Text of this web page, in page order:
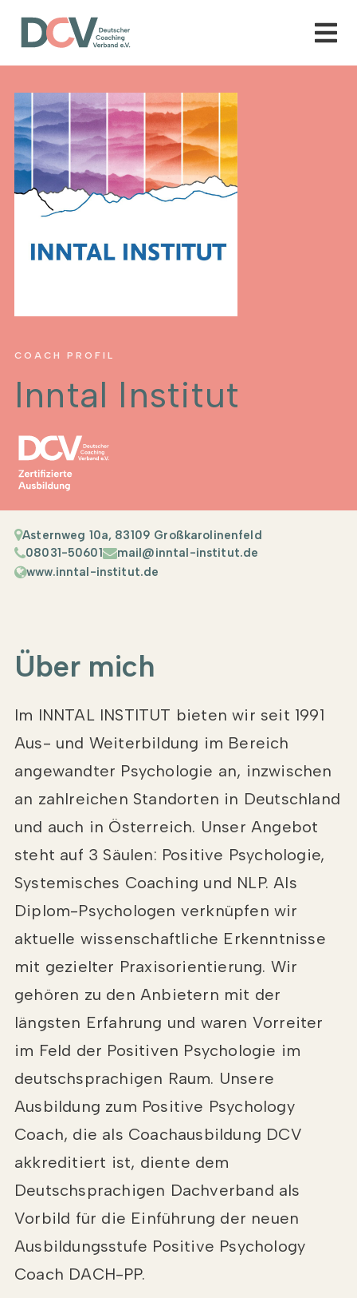
COACH PROFIL
Inntal Institut
Asternweg 10a, 83109 Großkarolinenfeld
08031-50601
mail@inntal-institut.de
www.inntal-institut.de
Über mich
Im INNTAL INSTITUT bieten wir seit 1991
Aus- und Weiterbildung im Bereich
angewandter Psychologie an, inzwischen
an zahlreichen Standorten in Deutschland
und auch in Österreich. Unser Angebot
steht auf 3 Säulen: Positive Psychologie,
Systemisches Coaching und NLP. Als
Diplom-Psychologen verknüpfen wir
aktuelle wissenschaftliche Erkenntnisse
mit gezielter Praxisorientierung. Wir
gehören zu den Anbietern mit der
längsten Erfahrung und waren Vorreiter
im Feld der Positiven Psychologie im
deutschsprachigen Raum. Unsere
Ausbildung zum Positive Psychology
Coach, die als Coachausbildung DCV
akkreditiert ist, diente dem
Deutschsprachigen Dachverband als
Vorbild für die Einführung der neuen
Ausbildungsstufe Positive Psychology
Coach DACH-PP.